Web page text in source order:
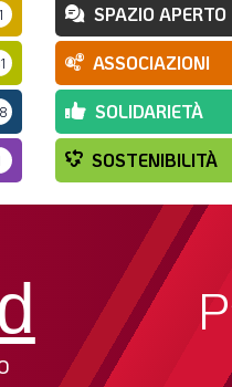
SPAZIO APERTO
ASSOCIAZIONI
SOLIDARIETÀ
SOSTENIBILITÀ